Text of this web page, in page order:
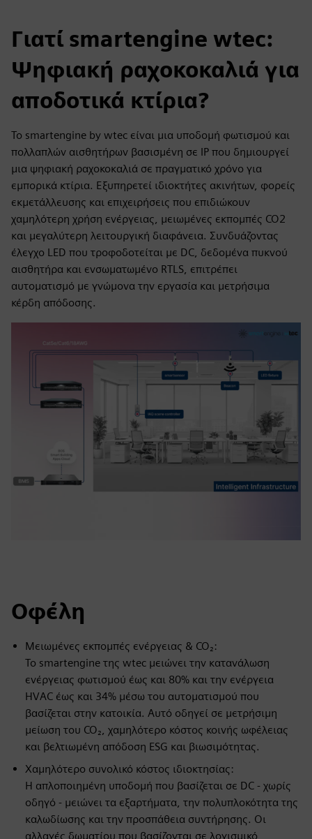
Γιατί smartengine wtec:
Ψηφιακή ραχοκοκαλιά για
αποδοτικά κτίρια?
Το smartengine by wtec είναι μια υποδομή φωτισμού και
πολλαπλών αισθητήρων βασισμένη σε IP που δημιουργεί
μια ψηφιακή ραχοκοκαλιά σε πραγματικό χρόνο για
εμπορικά κτίρια. Εξυπηρετεί ιδιοκτήτες ακινήτων, φορείς
εκμετάλλευσης και επιχειρήσεις που επιδιώκουν
χαμηλότερη χρήση ενέργειας, μειωμένες εκπομπές CO2
και μεγαλύτερη λειτουργική διαφάνεια. Συνδυάζοντας
έλεγχο LED που τροφοδοτείται με DC, δεδομένα πυκνού
αισθητήρα και ενσωματωμένο RTLS, επιτρέπει
αυτοματισμό με γνώμονα την εργασία και μετρήσιμα
κέρδη απόδοσης.
Οφέλη
Μειωμένες εκπομπές ενέργειας & CO₂:
Το smartengine της wtec μειώνει την κατανάλωση
ενέργειας φωτισμού έως και 80% και την ενέργεια
HVAC έως και 34% μέσω του αυτοματισμού που
βασίζεται στην κατοικία. Αυτό οδηγεί σε μετρήσιμη
μείωση του CO₂, χαμηλότερο κόστος κοινής ωφέλειας
και βελτιωμένη απόδοση ESG και βιωσιμότητας.
Χαμηλότερο συνολικό κόστος ιδιοκτησίας:
Η απλοποιημένη υποδομή που βασίζεται σε DC - χωρίς
οδηγό - μειώνει τα εξαρτήματα, την πολυπλοκότητα της
καλωδίωσης και την προσπάθεια συντήρησης. Οι
αλλαγές δωματίου που βασίζονται σε λογισμικό